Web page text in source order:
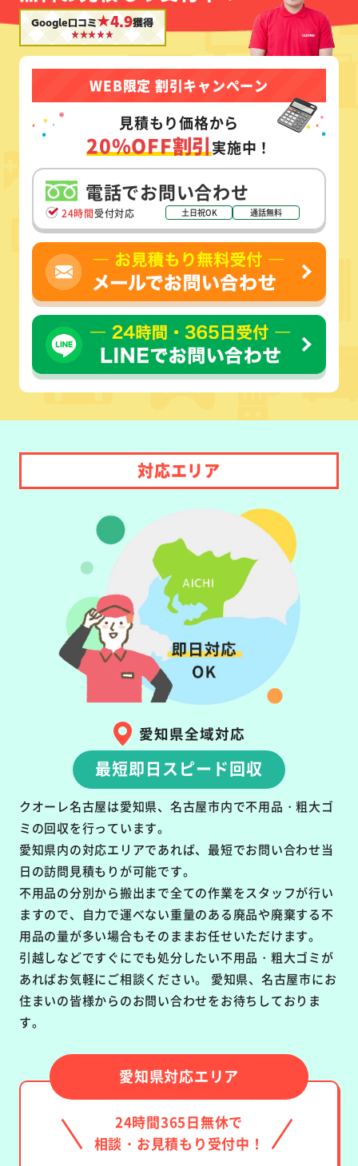
Google口コミ★4.9獲得
WEB限定 割引キャンペーン
見積もり価格から
20%OFF割引実施中！
電話でお問い合わせ
24時間受付対応 土日祝OK 通話無料
対応エリア
愛知県全域対応
最短即日スピード回収
クオーレ名古屋は愛知県、名古屋市内で不用品・粗大ゴ
ミの回収を行っています。
愛知県内の対応エリアであれば、最短でお問い合わせ当
日の訪問見積もりが可能です。
不用品の分別から搬出まで全ての作業をスタッフが行い
ますので、自力で運べない重量のある廃品や廃棄する不
用品の量が多い場合もそのままお任せいただけます。
引越しなどですぐにでも処分したい不用品・粗大ゴミが
あればお気軽にご相談ください。 愛知県、名古屋市にお
住まいの皆様からのお問い合わせをお待ちしておりま
す。
愛知県対応エリア
24時間365日無休で
相談・お見積もり受付中！